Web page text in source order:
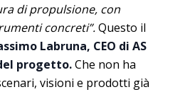
di propulsione, con
concreti”.Questo il
Labruna, CEO di AS
progetto.Che non ha
visioni e prodotti già